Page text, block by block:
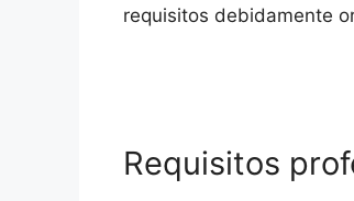
requisitos debidamente
Requisitos